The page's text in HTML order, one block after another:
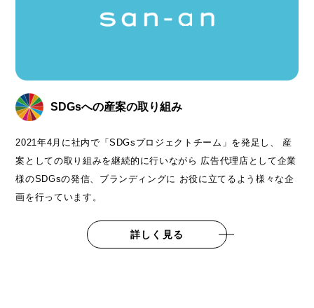
SDGsへの産案の取り組み
2021年4月に社内で「SDGsプロジェクトチーム」を発足し、
産
案としての取り組みを継続的に行いながら 広告代理店として企業
様のSDGsの発信、ブランディングに お役に立てるよう様々な企
画を行っています。
詳しく見る